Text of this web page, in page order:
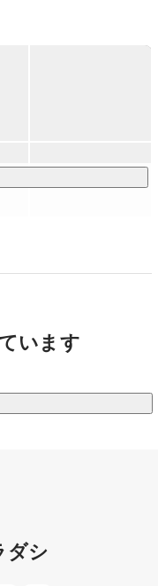
れまでに30,000トンを超
まざまな社会課題を
ます。
ォーム「Kuradashi」
のある商品を、おトク
スト削減）、消費者
る支援）という「三方
です。
います
ダシ